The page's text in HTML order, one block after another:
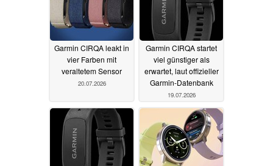
Garmin CIRQA leakt in
vier Farben mit
veraltetem Sensor
20.07.2026
Garmin CIRQA startet
viel günstiger als
erwartet, laut offizieller
Garmin-Datenbank
19.07.2026